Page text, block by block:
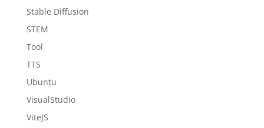
Stable Diffusion
STEM
Tool
TTS
Ubuntu
VisualStudio
ViteJS